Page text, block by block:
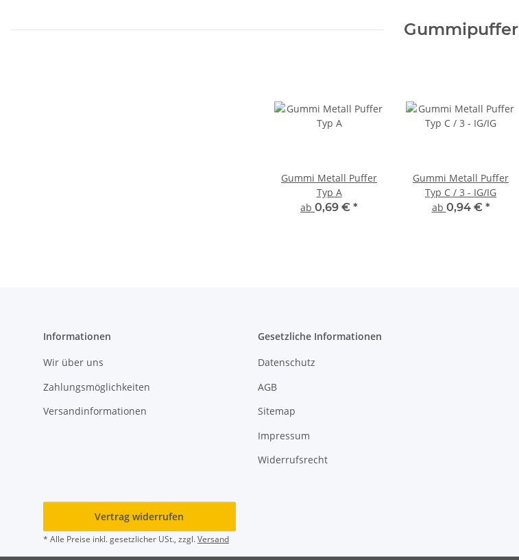
Gummipuffer
Gummi Metall Puffer
Typ A
ab 0,69 € *
Gummi Metall Puffer
Typ C / 3 - IG/IG
ab 0,94 € *
Informationen
Wir über uns
Zahlungsmöglichkeiten
Versandinformationen
Gesetzliche Informationen
Datenschutz
AGB
Sitemap
Impressum
Widerrufsrecht
Vertrag widerrufen
* Alle Preise inkl. gesetzlicher USt., zzgl.Versand